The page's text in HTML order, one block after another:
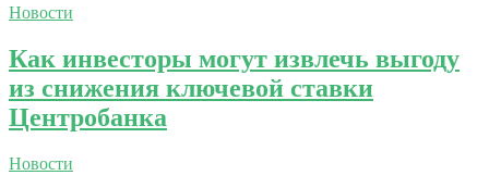
Новости
Как инвесторы могут извлечь выгоду
из снижения ключевой ставки
Центробанка
Новости